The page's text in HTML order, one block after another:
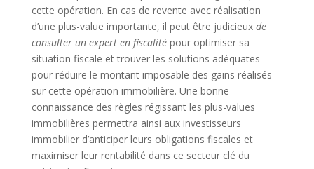
cette opération. En cas de revente avec réalisation
d’une plus-value importante, il peut être judicieux de
consulter un expert en fiscalitépour optimiser sa
situation fiscale et trouver les solutions adéquates
pour réduire le montant imposable des gains réalisés
sur cette opération immobilière. Une bonne
connaissance des règles régissant les plus-values
immobilières permettra ainsi aux investisseurs
immobilier d’anticiper leurs obligations fiscales et
maximiser leur rentabilité dans ce secteur clé du